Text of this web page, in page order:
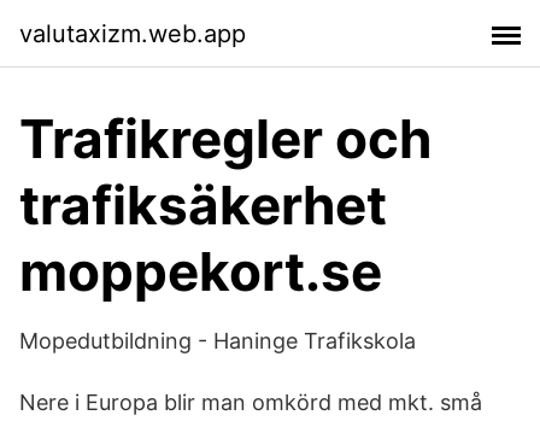
valutaxizm.web.app
Trafikregler och
trafiksäkerhet
moppekort.se
Mopedutbildning - Haninge Trafikskola
Nere i Europa blir man omkörd med mkt. små